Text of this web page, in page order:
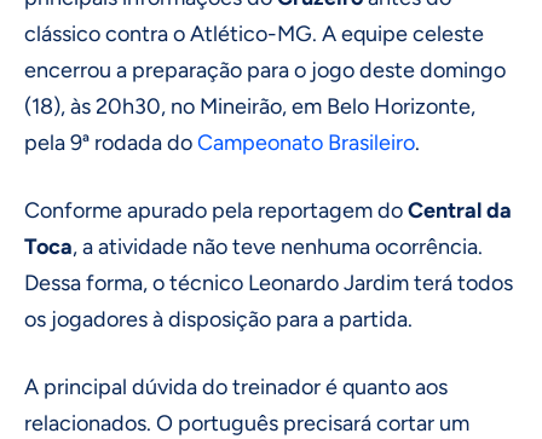
clássico contra o Atlético-MG. A equipe celeste
encerrou a preparação para o jogo deste domingo
(18), às 20h30, no Mineirão, em Belo Horizonte,
pela 9ª rodada doCampeonato Brasileiro.
Conforme apurado pela reportagem doCentral da
Toca, a atividade não teve nenhuma ocorrência.
Dessa forma, o técnico Leonardo Jardim terá todos
os jogadores à disposição para a partida.
A principal dúvida do treinador é quanto aos
relacionados. O português precisará cortar um